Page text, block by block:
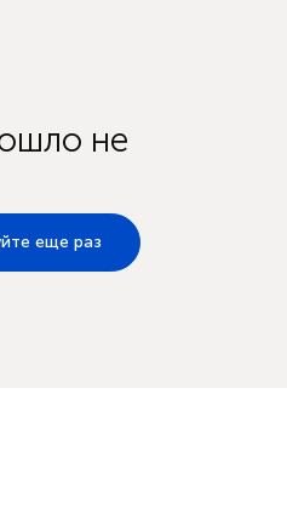
не
еще раз